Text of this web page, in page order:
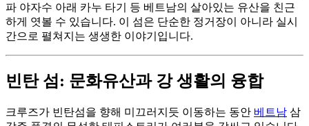
파 야자수 아래 카누 타기 등 베트남의 살아있는 유산을 친근
하게 엿볼 수 있습니다. 이 섬은 단순한 정거장이 아니라 실시
간으로 펼쳐지는 생생한 이야기입니다.
빈탄 섬: 문화유산과 강 생활의 융합
크루즈가 빈탄섬을 향해 미끄러지듯 이동하는 동안 베트남 삼